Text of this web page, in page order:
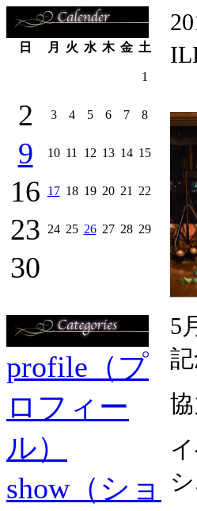
日 月 火 水 木 金 土
1
2 3 4 5 6 7 8
9 10 11 12 13 14 15
16 17 18 19 20 21 22
23 24 25 26 27 28 29
30
profile（プ
ロフィー
ル）
show（ショ
5